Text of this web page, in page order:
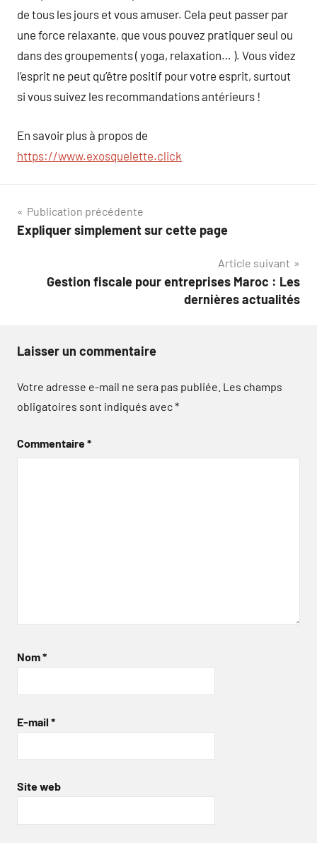
de tous les jours et vous amuser. Cela peut passer par
une force relaxante, que vous pouvez pratiquer seul ou
dans des groupements ( yoga, relaxation… ). Vous videz
l’esprit ne peut qu’être positif pour votre esprit, surtout
si vous suivez les recommandations antérieurs !
En savoir plus à propos de
https://www.exosquelette.click
Navigation
de
Publication précédente
Expliquer simplement sur cette page
Article suivant
Gestion fiscale pour entreprises Maroc : Les
dernières actualités
Laisser un commentaire
Votre adresse e-mail ne sera pas publiée. Les champs
obligatoires sont indiqués avec*
Commentaire*
Nom*
E-mail *
Site web